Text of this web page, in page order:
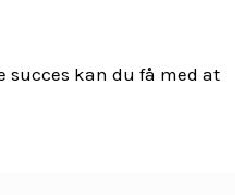
succes kan du få med at